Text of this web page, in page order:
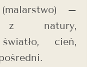
–
z natury,
cień,